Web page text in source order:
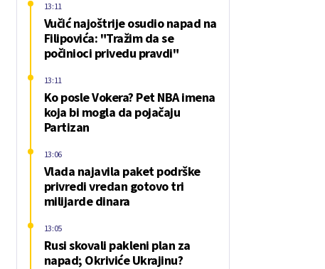
Vučić najoštrije osudio napad na
Filipovića: "Tražim da se
počinioci privedu pravdi"
13:11
Ko posle Vokera? Pet NBA imena
koja bi mogla da pojačaju
Partizan
13:11
Vlada najavila paket podrške
privredi vredan gotovo tri
milijarde dinara
13:06
Rusi skovali pakleni plan za
napad; Okriviće Ukrajinu?
13:05